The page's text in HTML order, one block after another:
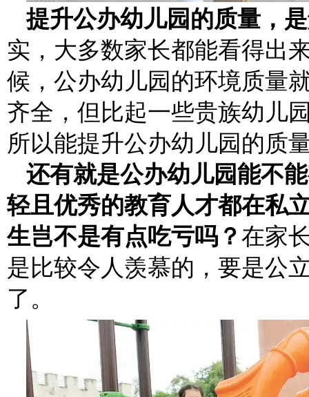
提升公办幼儿园的质量，
实，大多数家长都能看得出
候，公办幼儿园的环境质量
齐全，但比起一些贵族幼儿
所以能提升公办幼儿园的质
还有就是公办幼儿园能不
轻且优秀的教育人才都在私
生岂不是有点吃亏吗？在家
是比较令人羡慕的，要是公
了。